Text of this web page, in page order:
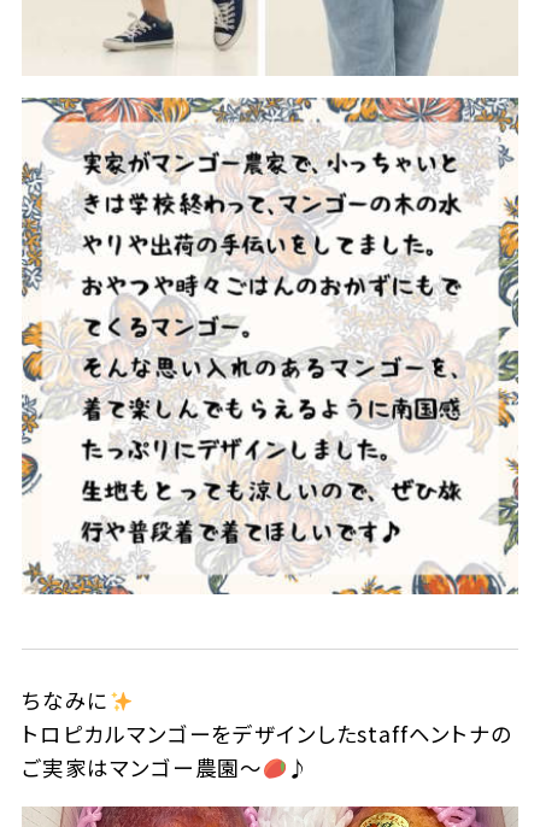
ちなみに
トロピカルマンゴーをデザインしたstaffヘントナの
ご実家はマンゴー農園〜
♪